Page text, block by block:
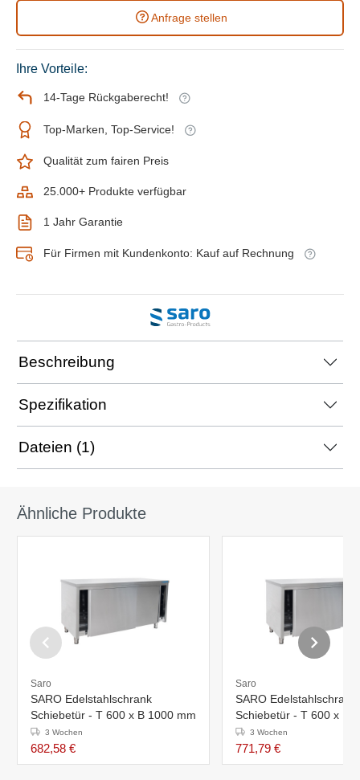
Anfrage stellen
Ihre Vorteile:
14-Tage Rückgaberecht!
Top-Marken, Top-Service!
Qualität zum fairen Preis
25.000+ Produkte verfügbar
1 Jahr Garantie
Für Firmen mit Kundenkonto: Kauf auf Rechnung
Beschreibung
Spezifikation
Dateien (1)
Ähnliche Produkte
Saro
SARO Edelstahlschrank
Schiebetür - T 600 x B 1000 mm
3 Wochen
682,58 €
Saro
SARO Edelstahlschrank
Schiebetür - T 600 x B
3 Wochen
771,79 €